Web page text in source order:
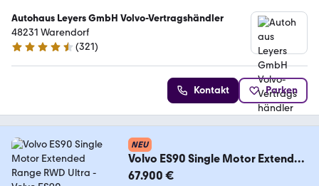
Autohaus Leyers GmbH Volvo-Vertragshändler
48231 Warendorf
4.7 Sterne
(321)
Kontakt Parken
NEU
Volvo ES90 Single Motor Extended
Range RWD Ultra
67.900 €